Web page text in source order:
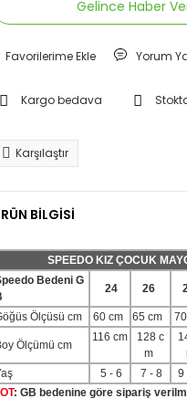
Gelince Haber
Yorum
Kargo bedava
Karşılaştır
BİLGİSİ
SPEEDO KIZ ÇOCUK
Bedeni G
24 26
Ölçüsü cm 60 cm 65 cm
Ölçümü cm
116 cm
128 c
m
5 - 6 7 - 8 9
: GB bedenine göre sipariş